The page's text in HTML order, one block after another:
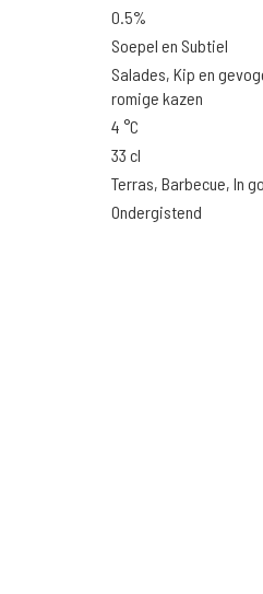
0.5%
Soepel en Subtiel
Salades, Kip en
romige kazen
4 °C
33 cl
Terras, Barbecue, In
Ondergistend